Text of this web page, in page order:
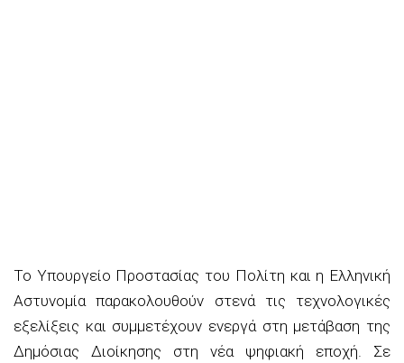
Το Υπουργείο Προστασίας του Πολίτη και η Ελληνική
Αστυνομία παρακολουθούν στενά τις τεχνολογικές
εξελίξεις και συμμετέχουν ενεργά στη μετάβαση της
Δημόσιας Διοίκησης στη νέα ψηφιακή εποχή. Σε